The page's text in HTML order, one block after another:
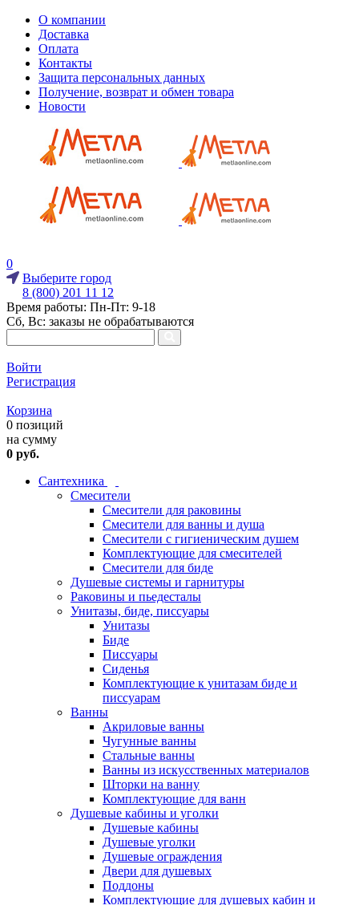
О компании
Доставка
Оплата
Контакты
Защита персональных данных
Получение, возврат и обмен товара
Новости
0
Выберите город
8 (800) 201 11 12
Время работы: Пн-Пт: 9-18
Сб, Вс: заказы не обрабатываются
Войти
Регистрация
Корзина
0 позиций
на сумму
0 руб.
Сантехника
Смесители
Смесители для раковины
Смесители для ванны и душа
Смесители с гигиеническим душем
Комплектующие для смесителей
Смесители для биде
Душевые системы и гарнитуры
Раковины и пьедесталы
Унитазы, биде, писсуары
Унитазы
Биде
Писсуары
Сиденья
Комплектующие к унитазам биде и
писсуарам
Ванны
Акриловые ванны
Чугунные ванны
Стальные ванны
Ванны из искусственных материалов
Шторки на ванну
Комплектующие для ванн
Душевые кабины и уголки
Душевые кабины
Душевые уголки
Душевые ограждения
Двери для душевых
Поддоны
Комплектующие для душевых кабин и